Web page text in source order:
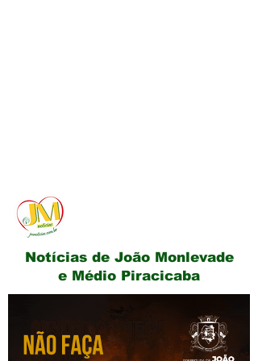
Notícias de João Monlevade
e Médio Piracicaba